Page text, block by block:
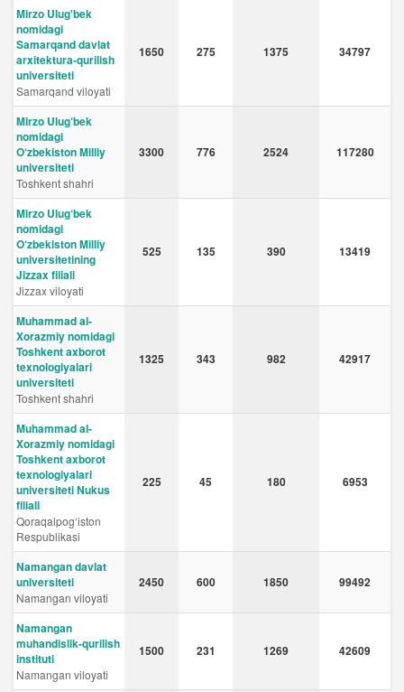
Mirzo Ulug'bek
nomidagi
Samarqand davlat
arxitektura-qurilish
universiteti
Samarqand viloyati
1650 275 1375 34797
Mirzo Ulug‘bek
nomidagi
O‘zbekiston Milliy
universiteti
Toshkent shahri
3300 776 2524 117280
Mirzo Ulug‘bek
nomidagi
O‘zbekiston Milliy
universitetining
Jizzax filiali
Jizzax viloyati
525 135 390 13419
Muhammad al-
Xorazmiy nomidagi
Toshkent axborot
texnologiyalari
universiteti
Toshkent shahri
1325 343 982 42917
Muhammad al-
Xorazmiy nomidagi
Toshkent axborot
texnologiyalari
universiteti Nukus
filiali
Qoraqalpog‘iston
Respublikasi
225 45 180 6953
Namangan davlat
universiteti
Namangan viloyati
2450 600 1850 99492
Namangan
muhandislik-qurilish
instituti
Namangan viloyati
1500 231 1269 42609